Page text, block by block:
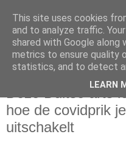
woensdag 28 februari
Deze Duitse arts
hoe de covidprik
uitschakelt
This site uses cookies
and to analyze traffic.
shared with Google
metrics to ensure quality
statistics, and to detect
LEARN